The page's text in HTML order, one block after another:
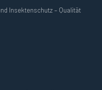
Insektenschutz – Qualität